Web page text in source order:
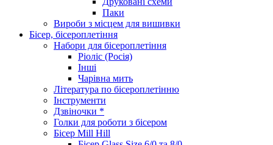
Паки
Вироби з місцем для вишивки
Бісер, бісероплетіння
Набори для бісероплетіння
Ріоліс (Росія)
Інші
Чарівна мить
Література по бісероплетінню
Інструменти
Дзвіночки *
Голки для роботи з бісером
Бісер Mill Hill